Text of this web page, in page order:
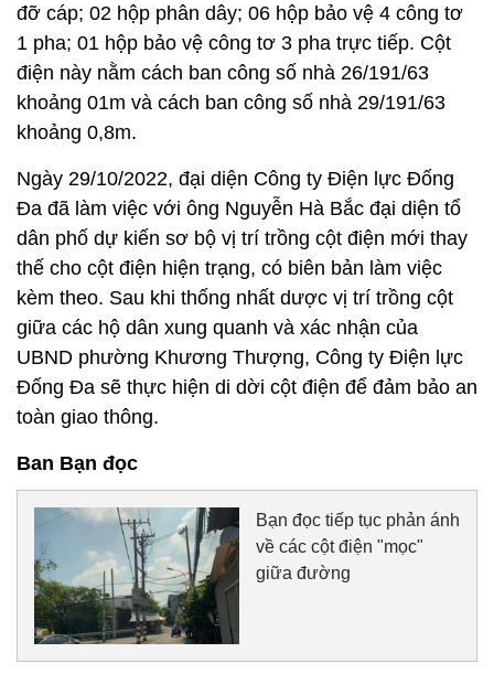
đỡ cáp; 02 hộp phân dây; 06 hộp bảo vệ 4 công tơ
1 pha; 01 hộp bảo vệ công tơ 3 pha trực tiếp. Cột
điện này nằm cách ban công số nhà 26/191/63
khoảng 01m và cách ban công số nhà 29/191/63
khoảng 0,8m.
Ngày 29/10/2022, đại diện Công ty Điện lực Đống
Đa đã làm việc với ông Nguyễn Hà Bắc đại diện tổ
dân phố dự kiến sơ bộ vị trí trồng cột điện mới thay
thế cho cột điện hiện trạng, có biên bản làm việc
kèm theo. Sau khi thống nhất dược vị trí trồng cột
giữa các hộ dân xung quanh và xác nhận của
UBND phường Khương Thượng, Công ty Điện lực
Đống Đa sẽ thực hiện di dời cột điện để đảm bảo an
toàn giao thông.
Ban Bạn đọc
Bạn đọc tiếp tục phản ánh
về các cột điện "mọc"
giữa đường